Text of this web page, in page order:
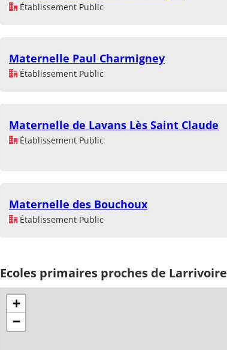
Établissement Public
Maternelle Paul Charmigney
Établissement Public
Maternelle de Lavans Lès Saint Claude
Établissement Public
Maternelle des Bouchoux
Établissement Public
Ecoles primaires proches de Larrivoire
+
−